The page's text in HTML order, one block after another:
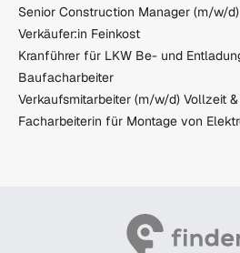
Verkäufer:in Feinkost
Baufacharbeiter
Verkaufsmitarbeiter (m/w/d) Vollzeit
Facharbeiterin für Montage von